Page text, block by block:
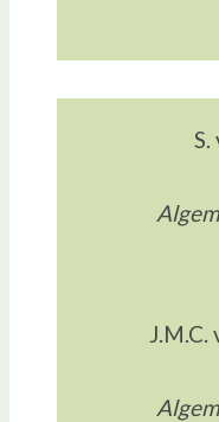
S.
J.M.C.